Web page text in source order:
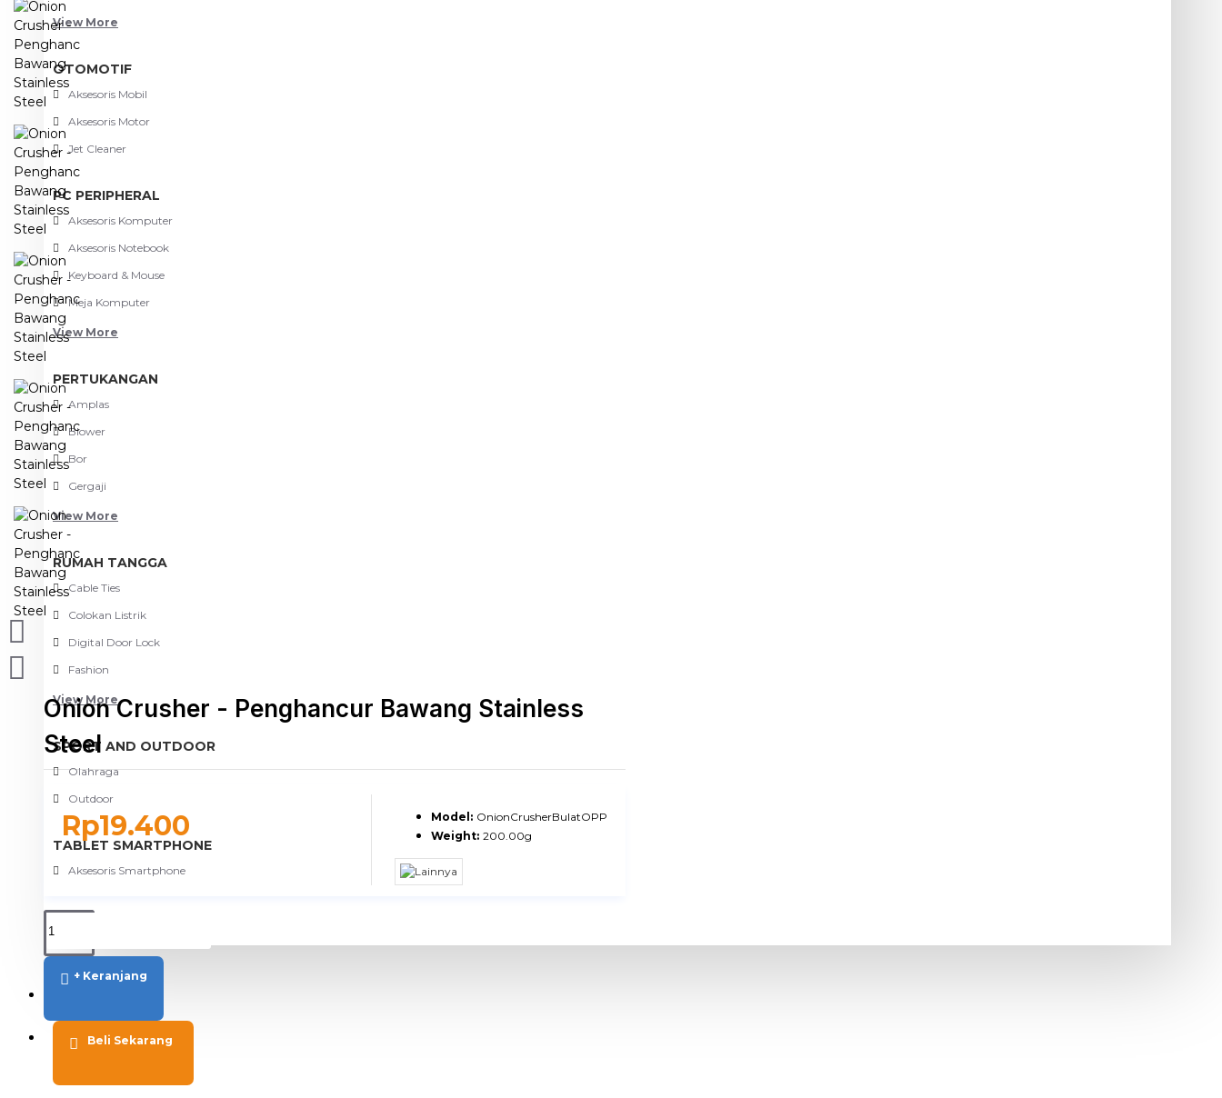
View More
OTOMOTIF
Aksesoris Mobil
Aksesoris Motor
Jet Cleaner
PC PERIPHERAL
Aksesoris Komputer
Aksesoris Notebook
Keyboard & Mouse
Meja Komputer
View More
PERTUKANGAN
Amplas
Blower
Bor
Gergaji
View More
RUMAH TANGGA
Cable Ties
Colokan Listrik
Digital Door Lock
Fashion
View More
SPORT AND OUTDOOR
Olahraga
Outdoor
TABLET SMARTPHONE
Aksesoris Smartphone
BLOG
Onion Crusher - Penghancur Bawang Stainless
Steel
Rp19.400 Model: OnionCrusherBulatOPP
Weight: 200.00g
+ Keranjang
Beli Sekarang